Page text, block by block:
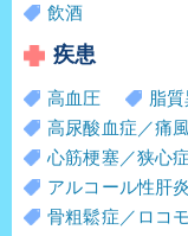
飲酒
疾患
高血圧 脂質
高尿酸血症／痛
心筋梗塞／狭心症
アルコール性肝炎
骨粗鬆症／ロコ